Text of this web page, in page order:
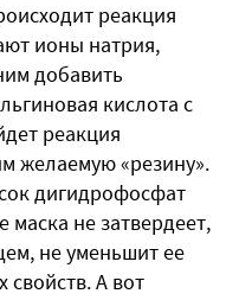
реакция
ионы натрия,
добавить
кислота с
реакция
желаемую «резину».
дигидрофосфат
маска не затвердеет,
не уменьшит ее
А вот